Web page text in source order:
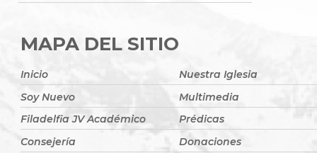
MAPA DEL SITIO
Inicio
Nuestra Iglesia
Soy Nuevo
Multimedia
Filadelfia JV Académico
Prédicas
Consejería
Donaciones